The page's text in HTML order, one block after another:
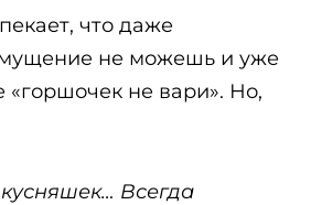
что даже
не можешь и уже
«горшочек не вари». Но,
Всегда